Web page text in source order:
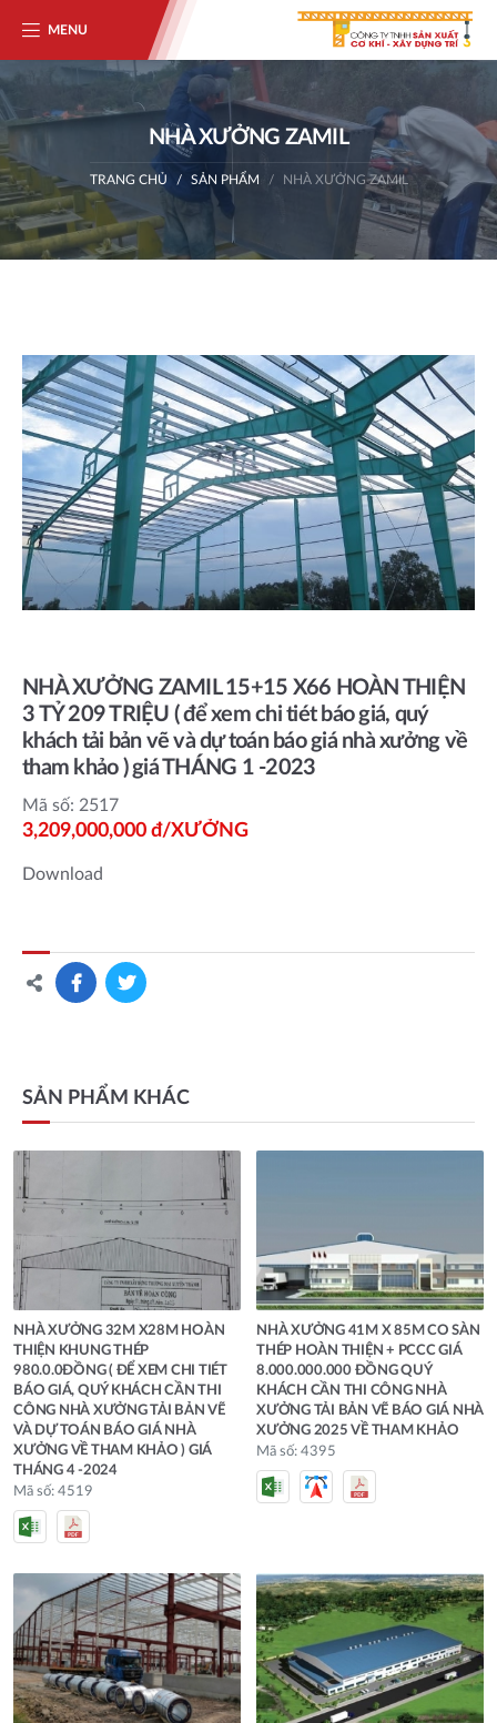
MENU
NHÀ XƯỞNG ZAMIL
TRANG CHỦ SẢN PHẨM NHÀ XƯỞNG ZAMIL
NHÀ XƯỞNG ZAMIL 15+15 X66 HOÀN THIỆN
3 TỶ 209 TRIỆU ( để xem chi tiét báo giá, quý
khách tải bản vẽ và dự toán báo giá nhà xưởng về
tham khảo ) giá THÁNG 1 -2023
Mã số: 2517
3,209,000,000 đ/XƯỞNG
Download
SẢN PHẨM KHÁC
NHÀ XƯỞNG 32M X28M HOÀN
THIỆN KHUNG THÉP
980.0.0ĐỒNG ( ĐỂ XEM CHI TIÉT
BÁO GIÁ, QUÝ KHÁCH CẦN THI
CÔNG NHÀ XƯỞNG TẢI BẢN VẼ
VÀ DỰ TOÁN BÁO GIÁ NHÀ
XƯỞNG VỀ THAM KHẢO ) GIÁ
THÁNG 4 -2024
Mã số: 4519
NHÀ XƯỞNG 41M X 85M CO SÀN
THÉP HOÀN THIỆN + PCCC GIÁ
8.000.000.000 ĐỒNG QUÝ
KHÁCH CẦN THI CÔNG NHÀ
XƯỞNG TẢI BẢN VẼ BÁO GIÁ NHÀ
XƯỞNG 2025 VỀ THAM KHẢO
Mã số: 4395